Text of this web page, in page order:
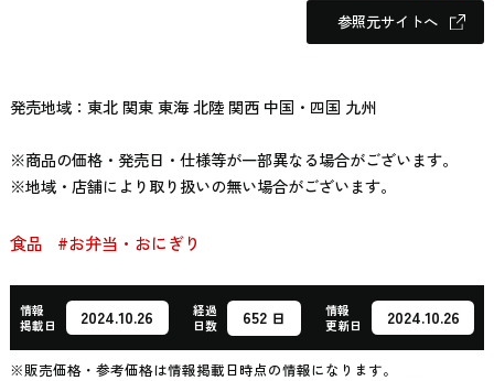
参照元サイトへ
発売地域：東北 関東 東海 北陸 関西 中国・四国 九州
※商品の価格・発売日・仕様等が一部異なる場合がございます。
※地域・店舗により取り扱いの無い場合がございます。
食品 #お弁当・おにぎり
情報
掲載日
2024.10.26
経過
日数
652 日
情報
更新日
2024.10.26
※販売価格・参考価格は情報掲載日時点の情報になります。